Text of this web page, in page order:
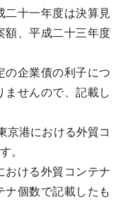
十一年度は決算見
額、平成二十三年度
企業債の利子につ
ませんので、記載し
京港における外貿コ
。
ける外貿コンテナ
ナ個数で記載したも